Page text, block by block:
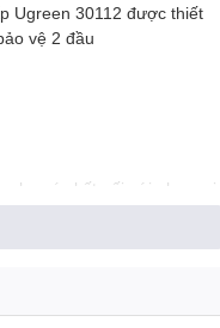
Ugreen 30112 được thiết
vệ 2 đầu
cho các kết nối với phạm vi
quốc tế với lõi cáp